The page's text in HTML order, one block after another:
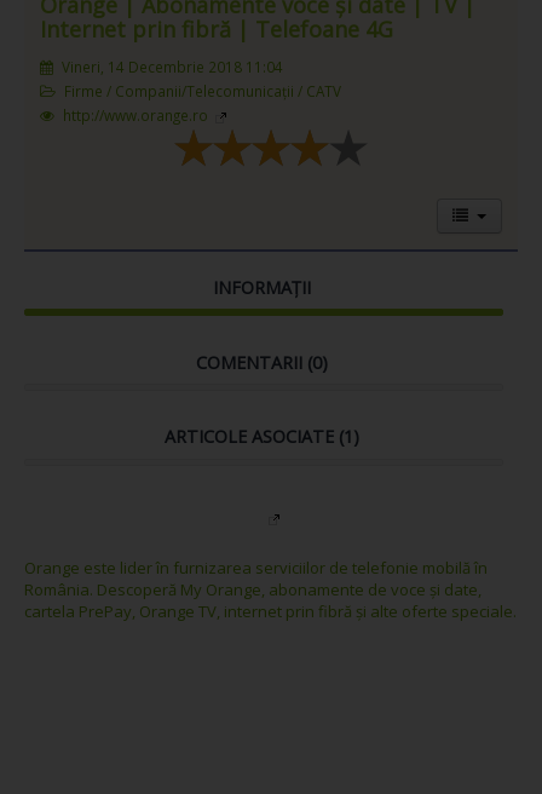
Internet prin fibră | Telefoane 4G
Vineri, 14 Decembrie 2018 11:04
Firme / Companii/Telecomunicații / CATV
http://www.orange.ro
INFORMAȚII
COMENTARII (0)
ARTICOLE ASOCIATE (1)
Orange este lider în furnizarea serviciilor de telefonie mobilă în
România. Descoperă My Orange, abonamente de voce și date,
cartela PrePay, Orange TV, internet prin fibră și alte oferte speciale.